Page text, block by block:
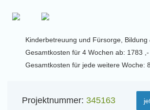
Kinderbetreuung und Fürsorge, Bildung
Gesamtkosten für 4 Wochen ab: 1783
Gesamtkosten für jede weitere Woche:
Projektnummer: 345163